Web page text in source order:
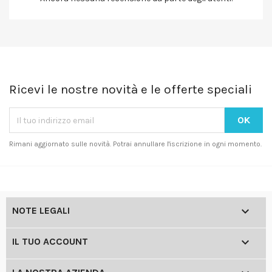
Ricevi le nostre novità e le offerte speciali
Rimani aggiornato sulle novità. Potrai annullare l'iscrizione in ogni momento.
NOTE LEGALI 
IL TUO ACCOUNT 